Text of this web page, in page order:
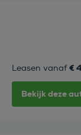
Leasen vanaf €
Bekijk deze